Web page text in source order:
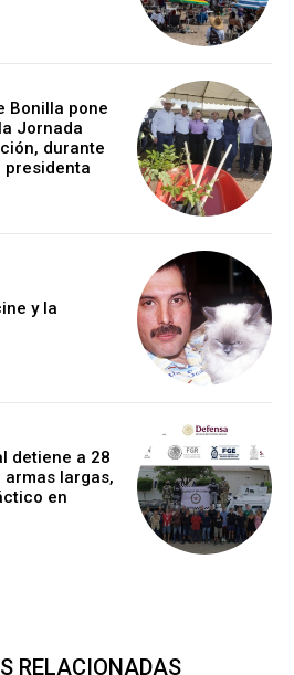
Bonilla pone
Jornada
durante
presidenta
y la
detiene a 28
armas largas,
en
RELACIONADAS